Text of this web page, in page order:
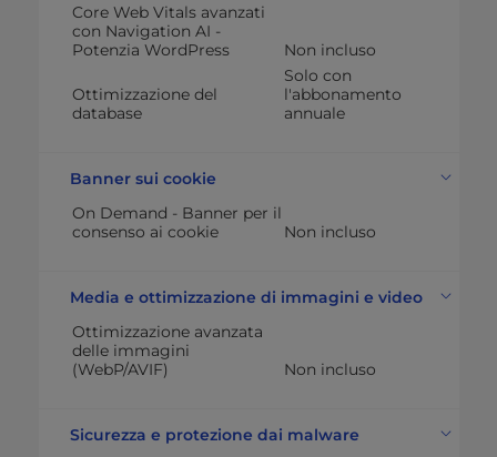
Core Web Vitals avanzati
con Navigation AI -
Potenzia WordPress
Non incluso
Ottimizzazione del
database
Solo con
l'abbonamento
annuale
Banner sui cookie
On Demand - Banner per il
consenso ai cookie
Non incluso
Media e ottimizzazione di immagini e video
Ottimizzazione avanzata
delle immagini
(WebP/AVIF)
Non incluso
Sicurezza e protezione dai malware